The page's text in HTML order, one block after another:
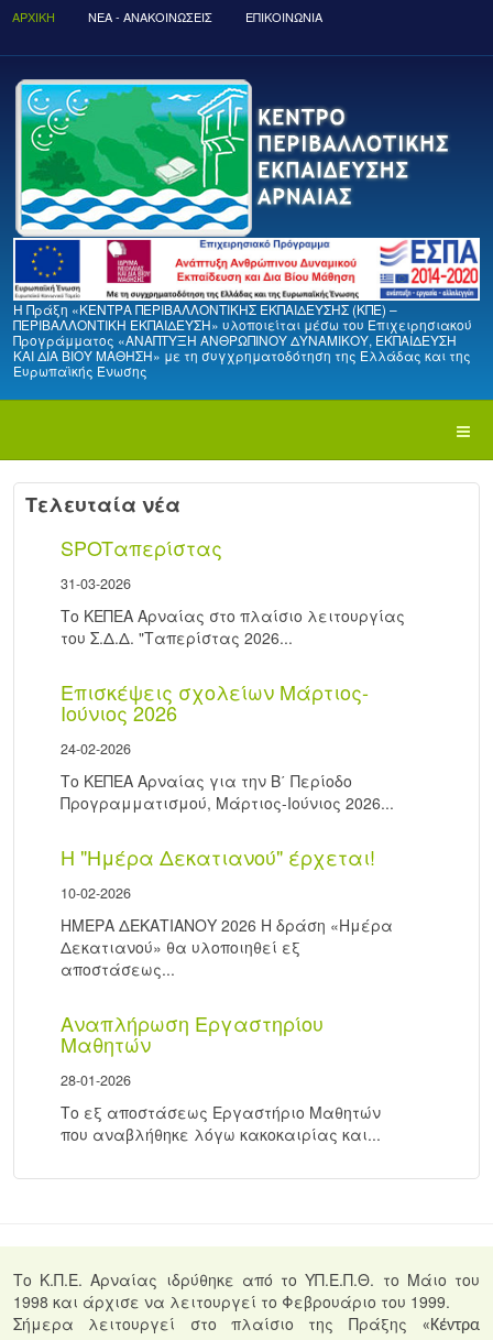
ΑΡΧΙΚΉ ΝΈΑ - ΑΝΑΚΟΙΝΏΣΕΙΣ ΕΠΙΚΟΙΝΩΝΙΑ
Η Πράξη «ΚΕΝΤΡΑ ΠΕΡΙΒΑΛΛΟΝΤΙΚΗΣ ΕΚΠΑΙΔΕΥΣΗΣ (ΚΠΕ) –
ΠΕΡΙΒΑΛΛΟΝΤΙΚΗ ΕΚΠΑΙΔΕΥΣΗ» υλοποιείται μέσω του Επιχειρησιακού
Προγράμματος «ΑΝΑΠΤΥΞΗ ΑΝΘΡΩΠΙΝΟΥ ΔΥΝΑΜΙΚΟΥ, ΕΚΠΑΙΔΕΥΣΗ
ΚΑΙ ΔΙΑ ΒΙΟΥ ΜΑΘΗΣΗ» με τη συγχρηματοδότηση της Ελλάδας και της
Ευρωπαϊκής Ένωσης
Τελευταία νέα
SPOTαπερίστας
31-03-2026
Το ΚΕΠΕΑ Αρναίας στο πλαίσιο λειτουργίας
του Σ.Δ.Δ. "Ταπερίστας 2026...
Επισκέψεις σχολείων Μάρτιος-
Ιούνιος 2026
24-02-2026
Το ΚΕΠΕΑ Αρναίας για την Β΄ Περίοδο
Προγραμματισμού, Μάρτιος-Ιούνιος 2026...
Η "Ημέρα Δεκατιανού" έρχεται!
10-02-2026
ΗΜΕΡΑ ΔΕΚΑΤΙΑΝΟΥ 2026 Η δράση «Ημέρα
Δεκατιανού» θα υλοποιηθεί εξ
αποστάσεως...
Αναπλήρωση Εργαστηρίου
Μαθητών
28-01-2026
Το εξ αποστάσεως Εργαστήριο Μαθητών
που αναβλήθηκε λόγω κακοκαιρίας και...
Το Κ.Π.Ε. Αρναίας ιδρύθηκε από το ΥΠ.Ε.Π.Θ. το Μάιο του
1998 και άρχισε να λειτουργεί το Φεβρουάριο του 1999.
Σήμερα λειτουργεί στο πλαίσιο της Πράξης «Κέντρα